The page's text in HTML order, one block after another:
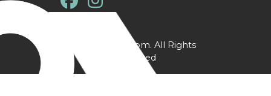
@ YPtrainer.com. All Rights
Reserved